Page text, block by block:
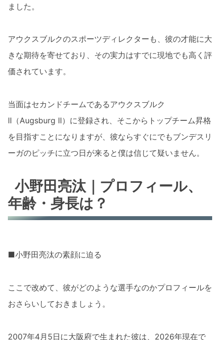
ました。
アウクスブルクのスポーツディレクターも、彼の才能に大
きな期待を寄せており、その実力はすでに現地でも高く評
価されています。
当面はセカンドチームであるアウクスブルク
II（Augsburg II）に登録され、そこからトップチーム昇格
を目指すことになりますが、彼ならすぐにでもブンデスリ
ーガのピッチに立つ日が来ると僕は信じて疑いません。
小野田亮汰｜プロフィール、
年齢・身長は？
■小野田亮汰の素顔に迫る
ここで改めて、彼がどのような選手なのかプロフィールを
おさらいしておきましょう。
2007年4月5日に大阪府で生まれた彼は、2026年現在で